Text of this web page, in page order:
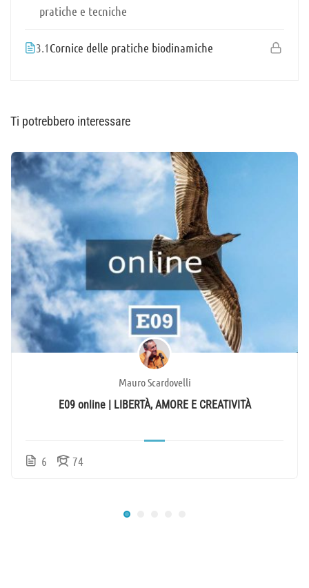
pratiche e tecniche
3.1Cornice delle pratiche biodinamiche
Ti potrebbero interessare
Mauro Scardovelli
E09 online | LIBERTÀ, AMORE E CREATIVITÀ
6 74